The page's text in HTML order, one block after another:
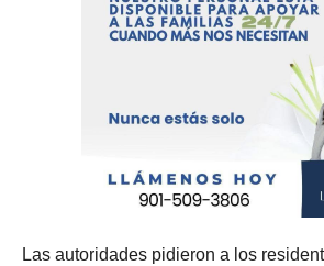
Las autoridades pidieron a los